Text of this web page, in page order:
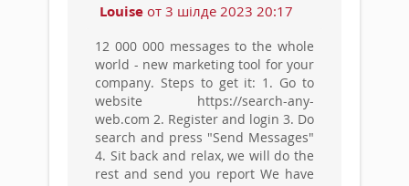
Louise от 3 шілде 2023 20:17
12 000 000 messages to the whole
world - new marketing tool for your
company. Steps to get it: 1. Go to
website https://search-any-
web.com 2. Register and login 3. Do
search and press "Send Messages"
4. Sit back and relax, we will do the
rest and send you report We have